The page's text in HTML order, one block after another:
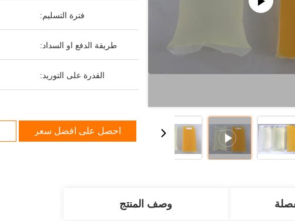
فترة التسليم:
طريقة الدفع او السداد:
القدرة على التوريد:
احصل على افضل سعر
وصف المنتج